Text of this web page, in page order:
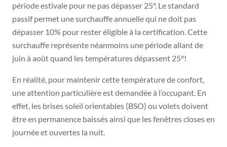
période estivale pour ne pas dépasser 25°. Le standard
passif permet une surchauffe annuelle qui ne doit pas
dépasser 10% pour rester éligible à la certification. Cette
surchauffe représente néanmoins une période allant de
juin à août quand les températures dépassent 25°!
En réalité, pour maintenir cette température de confort,
une attention particulière est demandée à l’occupant. En
effet, les brises soleil orientables (BSO) ou volets doivent
être en permanence baissés ainsi que les fenêtres closes en
journée et ouvertes la nuit.